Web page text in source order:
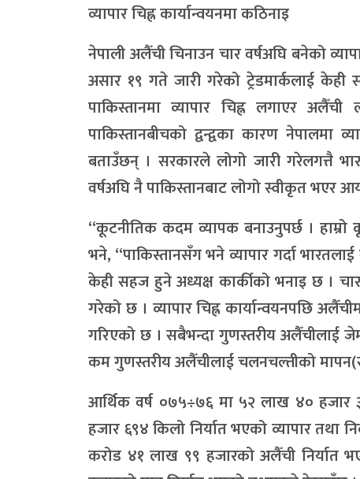
व्यापार चिह्न कार्यान्वयनमा कठिनाइ
नेपाली अलैँची चिनाउन चार वर्षअघि बनेको
असार १९ गते जारी गरेको ट्रेडमार्कलाई केही
पाकिस्तानमा व्यापार चिह्न लगाएर
पाकिस्तानबीचको द्वन्द्वका कारण नेपालमा
बताउँछन् । सरकारले लोगो जारी गरेलगत्तै
वर्षअघि नै पाकिस्तानबाट लोगो स्वीकृत भएर
“कूटनीतिक कदम व्यापक बनाउनुपर्छ ।
भने, “पाकिस्तानसँग भने व्यापार गर्दा
केही सहज हुने अध्यक्ष कार्कीको भनाइ छ । चार
गरेको छ । व्यापार चिह्न कार्यान्वयनपछि
गरिएको छ । सबैभन्दा गुणस्तरीय अलैँचीलाई
कम गुणस्तरीय अलैँचीलाई चलनचल्तीको
आर्थिक वर्ष ०७५÷७६ मा ५२ लाख ४०
हजार ६९४ किलो निर्यात भएको व्यापार तथा
करोड ४१ लाख ९९ हजारको अलैँची